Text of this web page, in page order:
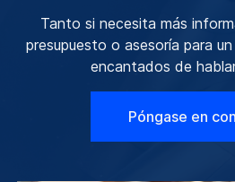
Tanto si necesita más
presupuesto o asesoría para
encantados de
Póngase en